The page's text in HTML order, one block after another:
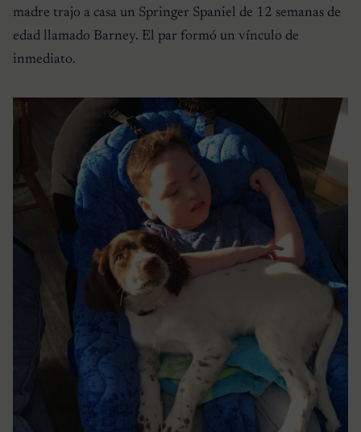
madre trajo a casa un Springer Spaniel de 12 semanas de
edad llamado Barney. El par formó un vínculo de
inmediato.